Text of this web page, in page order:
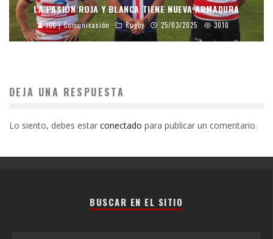
LA PASIÓN ROJA Y BLANCA TIENE NUEVA ARMADURA
JCC | Comunicación Rugby 25/03/2025 3010
DEJA UNA RESPUESTA
Lo siento, debes estar conectado para publicar un comentario.
BUSCAR EN EL SITIO